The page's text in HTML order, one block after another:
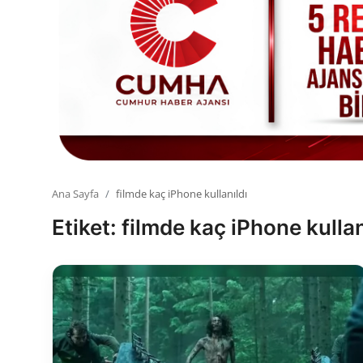
Sivil Toplum Kuruluşları
Kamu Kurumları ve Üst Kurullar
Resmi Reklamlar
Ana Sayfa filmde kaç iPhone kullanıldı
Etiket: filmde kaç iPhone